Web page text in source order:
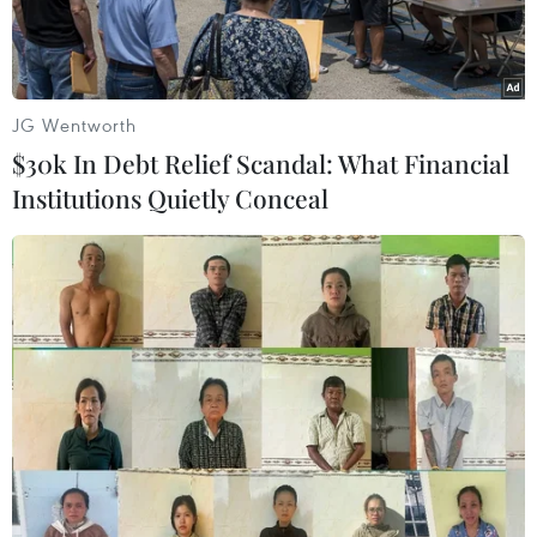
Đồng USD. (Ảnh: THX/TTXVN)
Các thị trường chứng khoán tại châu Á giảm
điểm nhẹ trong phiên sáng 19/6, trong khi các
kênh trú ẩn an toàn như vàng và đồng yen Nhật
Bản tăng giá, khi giới đầu tư vẫn lo ngại về tình
JG Wentworth
$30k In Debt Relief Scandal: What Financial
Institutions Quietly Conceal